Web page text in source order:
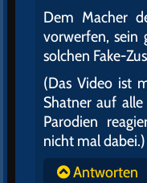
Dem Macher
vorwerfen, sein
solchen Fake-
(Das Video ist
Shatner auf
Parodien
nicht mal dabei.)
Antworten